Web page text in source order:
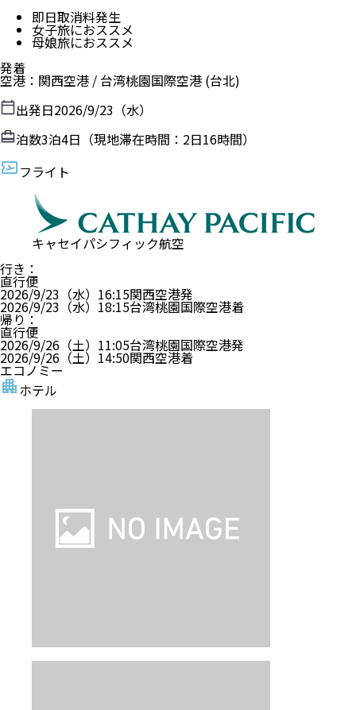
即日取消料発生
女子旅におススメ
母娘旅におススメ
発着
空港 ： 関西空港 /台湾桃園国際空港 (台北)
出発日2026/9/23（水）
泊数3泊4日（現地滞在時間： 2日16時間）
フライト
キャセイパシフィック航空
行き ：
直行便
2026/9/23（水） 16:15関西空港発
2026/9/23（水） 18:15台湾桃園国際空港着
帰り ：
直行便
2026/9/26（土） 11:05台湾桃園国際空港発
2026/9/26（土） 14:50関西空港着
エコノミー
ホテル